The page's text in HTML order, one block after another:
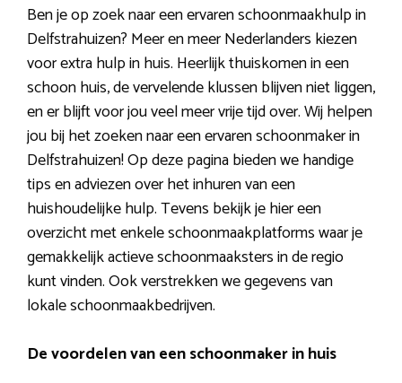
Ben je op zoek naar een ervaren schoonmaakhulp in
Delfstrahuizen? Meer en meer Nederlanders kiezen
voor extra hulp in huis. Heerlijk thuiskomen in een
schoon huis, de vervelende klussen blijven niet liggen,
en er blijft voor jou veel meer vrije tijd over. Wij helpen
jou bij het zoeken naar een ervaren schoonmaker in
Delfstrahuizen! Op deze pagina bieden we handige
tips en adviezen over het inhuren van een
huishoudelijke hulp. Tevens bekijk je hier een
overzicht met enkele schoonmaakplatforms waar je
gemakkelijk actieve schoonmaaksters in de regio
kunt vinden. Ook verstrekken we gegevens van
lokale schoonmaakbedrijven.
De voordelen van een schoonmaker in huis